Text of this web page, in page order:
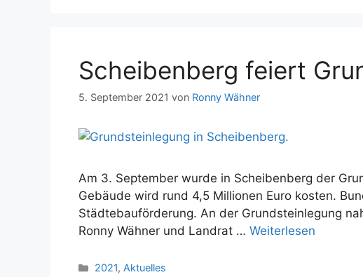
Scheibenberg feiert
5. September 2021 von Ronny Wähner
Am 3. September wurde in Scheibenberg der
Gebäude wird rund 4,5 Millionen Euro kosten.
Städtebauförderung. An der Grundsteinlegung
Ronny Wähner und Landrat … Weiterlesen
Kategorien
2021, Aktuelles